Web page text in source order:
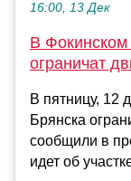
16:00, 13 Дек
В Фокинском
ограничат
В пятницу, 12
Брянска
сообщили в
идет об